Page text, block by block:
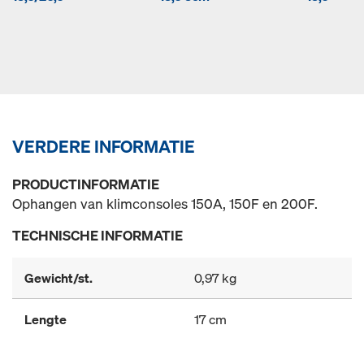
VERDERE INFORMATIE
PRODUCTINFORMATIE
Ophangen van klimconsoles 150A, 150F en 200F.
TECHNISCHE INFORMATIE
Gewicht/st. 0,97 kg
Lengte 17 cm